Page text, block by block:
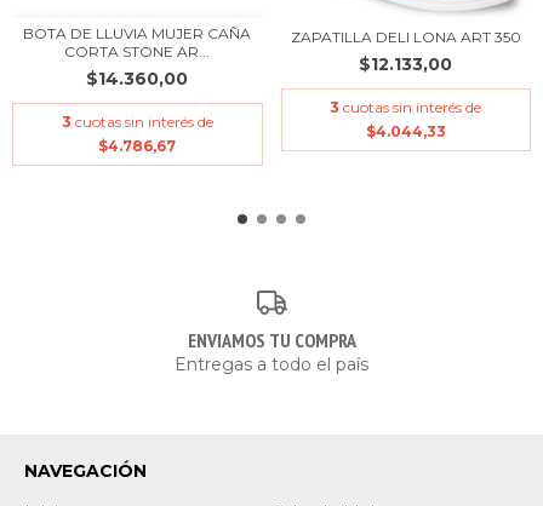
BOTA DE LLUVIA MUJER CAÑA
CORTA STONE AR...
$14.360,00
3 cuotas sin interés de
$4.786,67
ZAPATILLA DELI LONA ART 350
$12.133,00
3 cuotas sin interés de
$4.044,33
ENVIAMOS TU COMPRA
Entregas a todo el país
NAVEGACIÓN